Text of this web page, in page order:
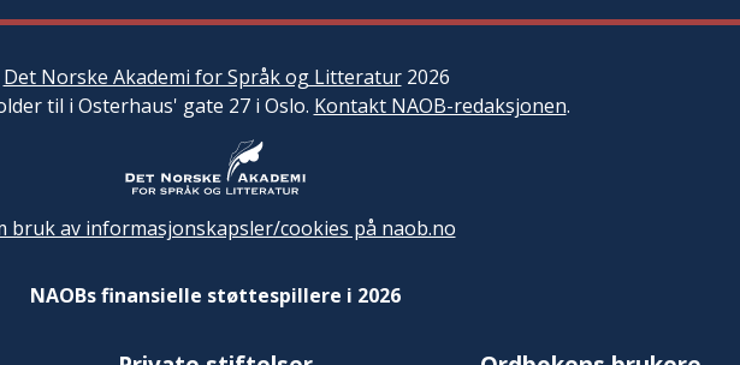
Det Norske Akademi for Språk og Litteratur2026
til i Osterhaus' gate 27 i Oslo. Kontakt NAOB-redaksjonen.
bruk av informasjonskapsler/cookies på naob.no
NAOBs finansielle støttespillere i 2026